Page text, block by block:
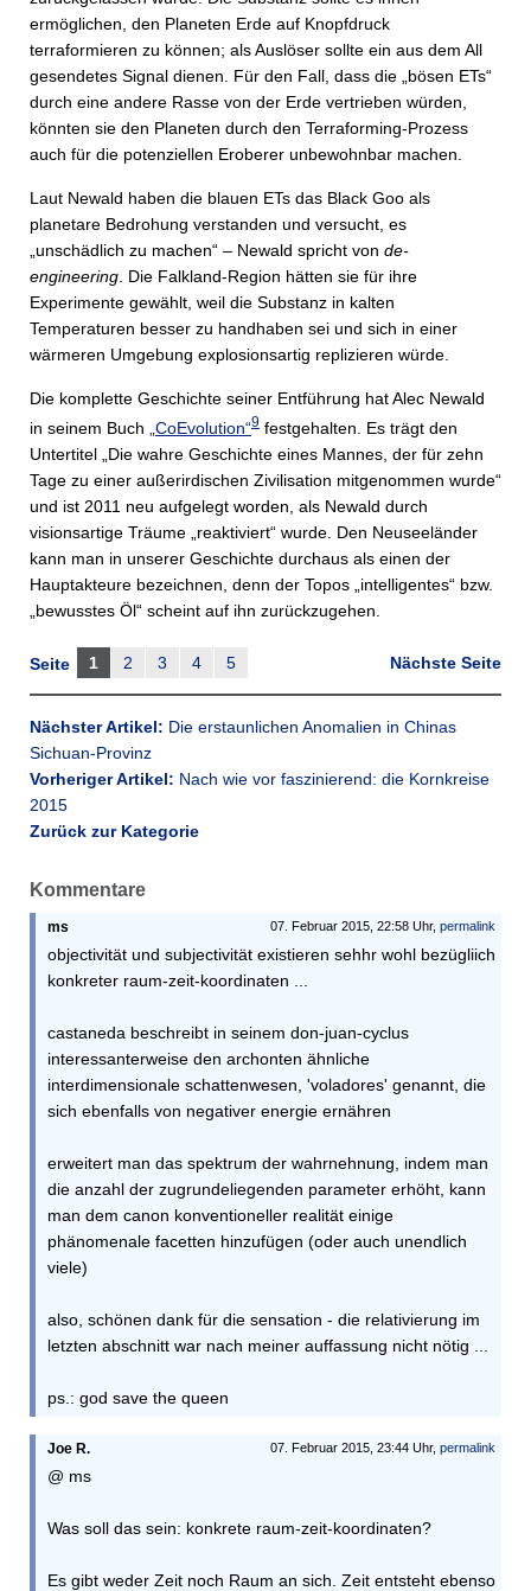
ermöglichen, den Planeten Erde auf Knopfdruck
terraformieren zu können; als Auslöser sollte ein aus dem All
gesendetes Signal dienen. Für den Fall, dass die „bösen ETs“
durch eine andere Rasse von der Erde vertrieben würden,
könnten sie den Planeten durch den Terraforming-Prozess
auch für die potenziellen Eroberer unbewohnbar machen.
Laut Newald haben die blauen ETs das Black Goo als
planetare Bedrohung verstanden und versucht, es
„unschädlich zu machen“ – Newald spricht von de-
engineering. Die Falkland-Region hätten sie für ihre
Experimente gewählt, weil die Substanz in kalten
Temperaturen besser zu handhaben sei und sich in einer
wärmeren Umgebung explosionsartig replizieren würde.
Die komplette Geschichte seiner Entführung hat Alec Newald
in seinem Buch
„CoEvolution“9 festgehalten. Es trägt den
Untertitel „Die wahre Geschichte eines Mannes, der für zehn
Tage zu einer außerirdischen Zivilisation mitgenommen wurde“
und ist 2011 neu aufgelegt worden, als Newald durch
visionsartige Träume „reaktiviert“ wurde. Den Neuseeländer
kann man in unserer Geschichte durchaus als einen der
Hauptakteure bezeichnen, denn der Topos „intelligentes“ bzw.
„bewusstes Öl“ scheint auf ihn zurückzugehen.
Nächste Seite
Seite 1 2 3 4 5
Nächster Artikel: Die erstaunlichen Anomalien in Chinas
Sichuan-Provinz
Vorheriger Artikel: Nach wie vor faszinierend: die Kornkreise
2015
Zurück zur Kategorie
Kommentare
07. Februar 2015, 22:58 Uhr, permalink
ms
objectivität und subjectivität existieren sehhr wohl bezügliich
konkreter raum-zeit-koordinaten ...
castaneda beschreibt in seinem don-juan-cyclus
interessanterweise den archonten ähnliche
interdimensionale schattenwesen, 'voladores' genannt, die
sich ebenfalls von negativer energie ernähren
erweitert man das spektrum der wahrnehnung, indem man
die anzahl der zugrundeliegenden parameter erhöht, kann
man dem canon konventioneller realität einige
phänomenale facetten hinzufügen (oder auch unendlich
viele)
also, schönen dank für die sensation - die relativierung im
letzten abschnitt war nach meiner auffassung nicht nötig ...
ps.: god save the queen
07. Februar 2015, 23:44 Uhr, permalink
Joe R.
@ ms
Was soll das sein: konkrete raum-zeit-koordinaten?
Es gibt weder Zeit noch Raum an sich. Zeit entsteht ebenso